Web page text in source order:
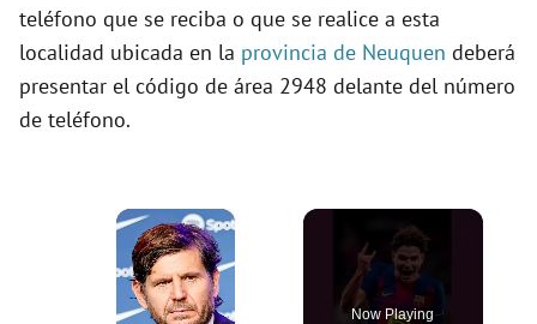
teléfono que se reciba o que se realice a esta
localidad ubicada en la provincia de Neuquen deberá
presentar el código de área 2948 delante del número
de teléfono.
×
Now Playing